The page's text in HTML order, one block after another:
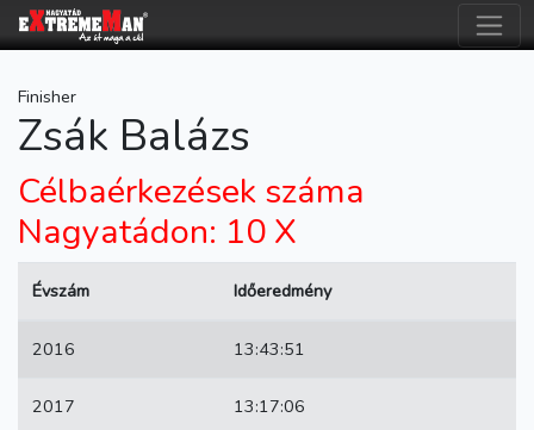
Finisher
Zsák Balázs
Célbaérkezések száma
Nagyatádon: 10 X
Évszám Időeredmény
2016 13:43:51
2017 13:17:06